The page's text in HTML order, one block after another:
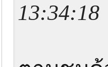
13:34:18